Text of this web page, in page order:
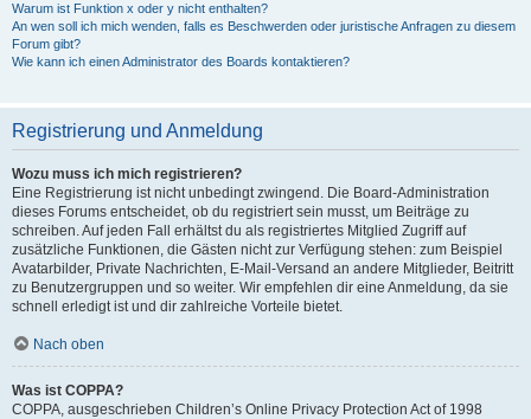
Warum ist Funktion x oder y nicht enthalten?
An wen soll ich mich wenden, falls es Beschwerden oder juristische Anfragen zu diesem
Forum gibt?
Wie kann ich einen Administrator des Boards kontaktieren?
Registrierung und Anmeldung
Wozu muss ich mich registrieren?
Eine Registrierung ist nicht unbedingt zwingend. Die Board-Administration
dieses Forums entscheidet, ob du registriert sein musst, um Beiträge zu
schreiben. Auf jeden Fall erhältst du als registriertes Mitglied Zugriff auf
zusätzliche Funktionen, die Gästen nicht zur Verfügung stehen: zum Beispiel
Avatarbilder, Private Nachrichten, E-Mail-Versand an andere Mitglieder, Beitritt
zu Benutzergruppen und so weiter. Wir empfehlen dir eine Anmeldung, da sie
schnell erledigt ist und dir zahlreiche Vorteile bietet.
Nach oben
Was ist COPPA?
COPPA, ausgeschrieben Children’s Online Privacy Protection Act of 1998